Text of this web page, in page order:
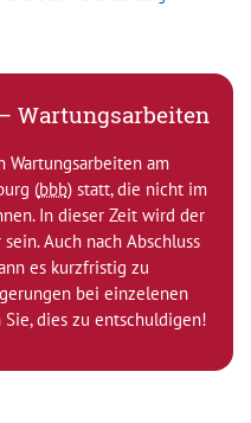
Wartungsarbeiten
Wartungsarbeiten am
(bbb) statt, die nicht im
In dieser Zeit wird der
Auch nach Abschluss
es kurzfristig zu
bei einzelenen
dies zu entschuldigen!